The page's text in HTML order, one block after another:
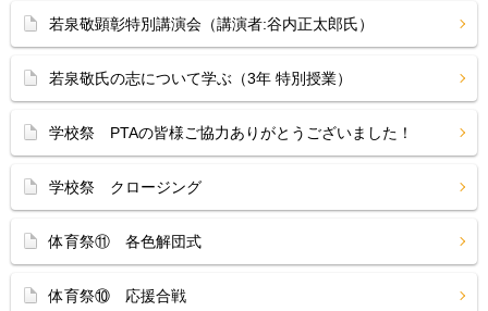
若泉敬顕彰特別講演会（講演者:谷内正太郎氏）
若泉敬氏の志について学ぶ（3年 特別授業）
学校祭 PTAの皆様ご協力ありがとうございました！
学校祭 クロージング
体育祭⑪ 各色解団式
体育祭⑩ 応援合戦